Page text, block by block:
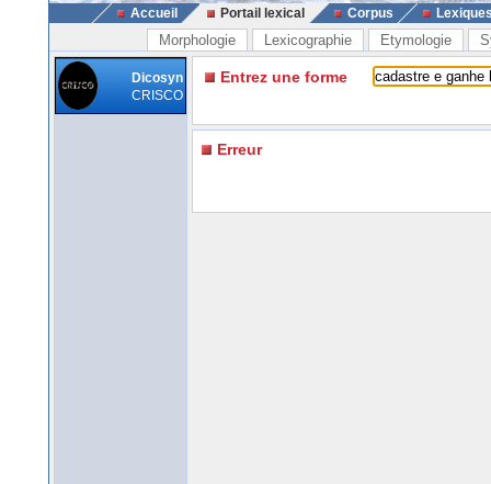
Accueil Portail lexical Corpus
Morphologie Lexicographie Etymologie
Dicosyn
CRISCO
Entrez une forme
Erreur